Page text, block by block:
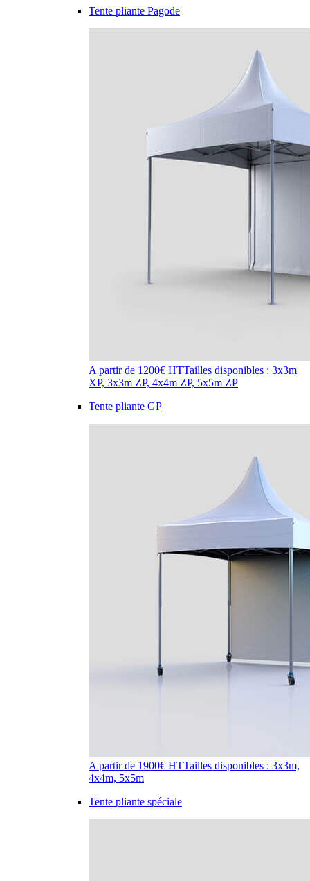
Tente pliante Pagode
A partir de 1200€ HTTailles disponibles : 3x3m
XP, 3x3m ZP, 4x4m ZP, 5x5m ZP
Tente pliante GP
A partir de 1900€ HTTailles disponibles : 3x3m,
4x4m, 5x5m
Tente pliante spéciale